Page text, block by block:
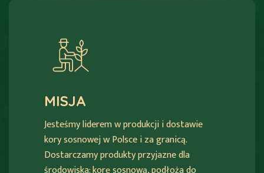
MISJA
Jesteśmy liderem w produkcji i dostawie
kory sosnowej w Polsce i za granicą.
Dostarczamy produkty przyjazne dla